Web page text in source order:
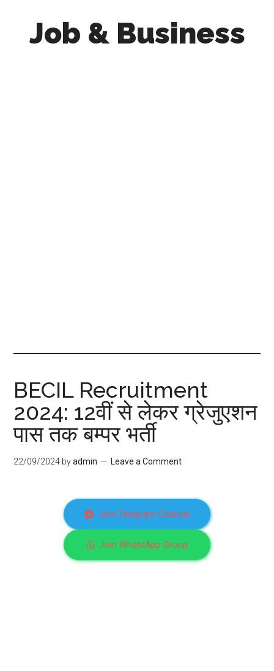
Job & Business
BECIL Recruitment
2024: 12वीं से लेकर ग्रेजुएशन
पास तक बम्पर भर्ती
22/09/2024 byadmin Leave a Comment
Join Telegram Channel
Join WhatsApp Group